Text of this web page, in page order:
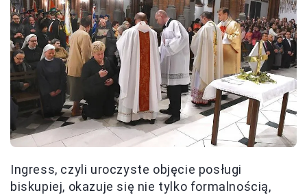
Ingress, czyli uroczyste objęcie posługi
biskupiej, okazuje się nie tylko formalnością,